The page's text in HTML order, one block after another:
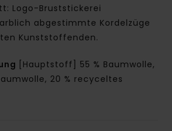
Logo-Bruststickerei
abgestimmte Kordelzüge
Kunststoffenden.
[Hauptstoff] 55 % Baumwolle,
20 % recyceltes